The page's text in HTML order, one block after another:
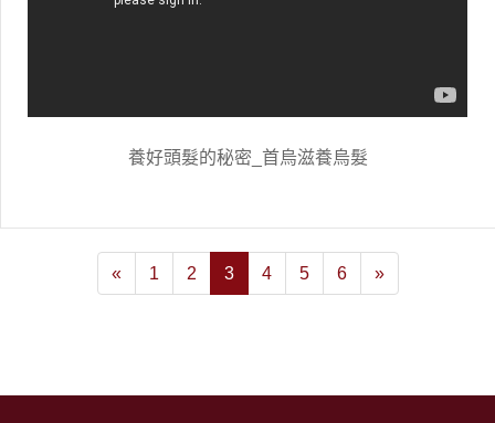
養好頭髮的秘密_首烏滋養烏髮
« 1 2 3 4 5 6 »